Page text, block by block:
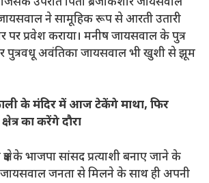
ने सामूहिक रूप से आरती उतारी
प्रवेश कराया। मनीष जायसवाल के पुत्र
अवंतिका जायसवाल भी खुशी से झूम
के मंदिर में आज टेकेंगे माथा, फिर
का करेंगे दौरा
के भाजपा सांसद प्रत्याशी बनाए जाने के
जनता से मिलने के साथ ही अपनी